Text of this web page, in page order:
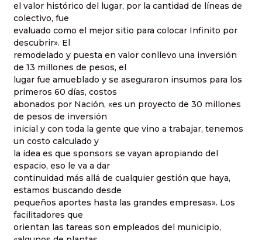
el valor histórico del lugar, por la cantidad de líneas de
colectivo, fue
evaluado como el mejor sitio para colocar Infinito por
descubrir». El
remodelado y puesta en valor conllevo una inversión
de 13 millones de pesos, el
lugar fue amueblado y se aseguraron insumos para los
primeros 60 días, costos
abonados por Nación, «es un proyecto de 30 millones
de pesos de inversión
inicial y con toda la gente que vino a trabajar, tenemos
un costo calculado y
la idea es que sponsors se vayan apropiando del
espacio, eso le va a dar
continuidad más allá de cualquier gestión que haya,
estamos buscando desde
pequeños aportes hasta las grandes empresas». Los
facilitadores que
orientan las tareas son empleados del municipio,